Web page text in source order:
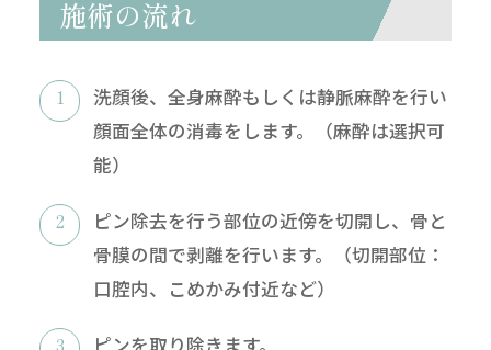
施術の流れ
洗顔後、全身麻酔もしくは静脈麻酔を行い
顔面全体の消毒をします。（麻酔は選択可
能）
ピン除去を行う部位の近傍を切開し、骨と
骨膜の間で剥離を行います。（切開部位：
口腔内、こめかみ付近など）